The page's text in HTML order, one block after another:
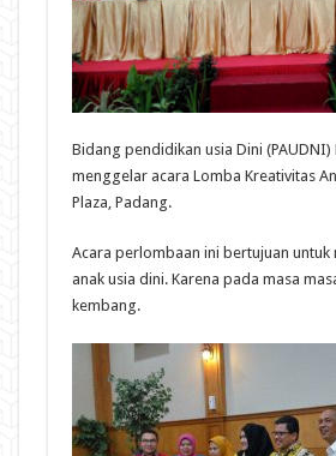
Bidang pendidikan usia Dini
menggelar acara Lomba Kreativitas
Plaza, Padang.
Acara perlombaan ini bertujuan
anak usia dini. Karena pada masa
kembang.